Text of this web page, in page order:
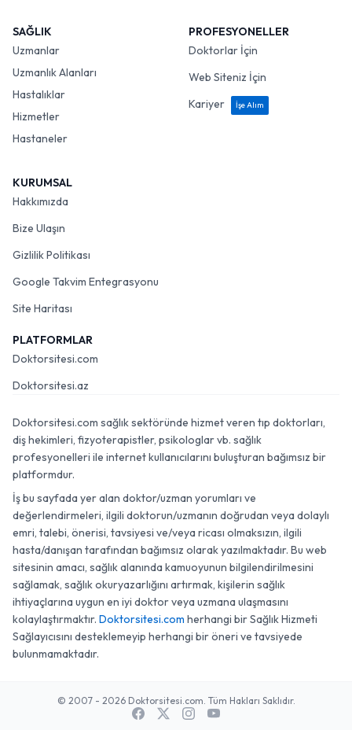
SAĞLIK
Uzmanlar
Uzmanlık Alanları
Hastalıklar
Hizmetler
Hastaneler
PROFESYONELLER
Doktorlar İçin
Web Siteniz İçin
Kariyer
İşe Alım
KURUMSAL
Hakkımızda
Bize Ulaşın
Gizlilik Politikası
Google Takvim Entegrasyonu
Site Haritası
PLATFORMLAR
Doktorsitesi.com
Doktorsitesi.az
Doktorsitesi.com sağlık sektöründe hizmet veren tıp doktorları,
diş hekimleri, fizyoterapistler, psikologlar vb. sağlık
profesyonelleri ile internet kullanıcılarını buluşturan bağımsız bir
platformdur.
İş bu sayfada yer alan doktor/uzman yorumları ve
değerlendirmeleri, ilgili doktorun/uzmanın doğrudan veya dolaylı
emri, talebi, önerisi, tavsiyesi ve/veya ricası olmaksızın, ilgili
hasta/danışan tarafından bağımsız olarak yazılmaktadır. Bu web
sitesinin amacı, sağlık alanında kamuoyunun bilgilendirilmesini
sağlamak, sağlık okuryazarlığını artırmak, kişilerin sağlık
ihtiyaçlarına uygun en iyi doktor veya uzmana ulaşmasını
kolaylaştırmaktır. Doktorsitesi.com herhangi bir Sağlık Hizmeti
Sağlayıcısını desteklemeyip herhangi bir öneri ve tavsiyede
bulunmamaktadır.
© 2007 - 2026 Doktorsitesi.com. Tüm Hakları Saklıdır.